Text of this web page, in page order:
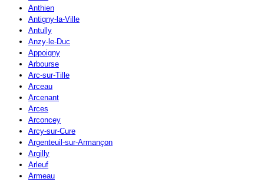
Anthien
Antigny-la-Ville
Antully
Anzy-le-Duc
Appoigny
Arbourse
Arc-sur-Tille
Arceau
Arcenant
Arces
Arconcey
Arcy-sur-Cure
Argenteuil-sur-Armançon
Argilly
Arleuf
Armeau